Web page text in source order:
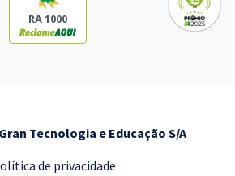
RA 1000
Tecnologia e Educação S/A
de privacidade